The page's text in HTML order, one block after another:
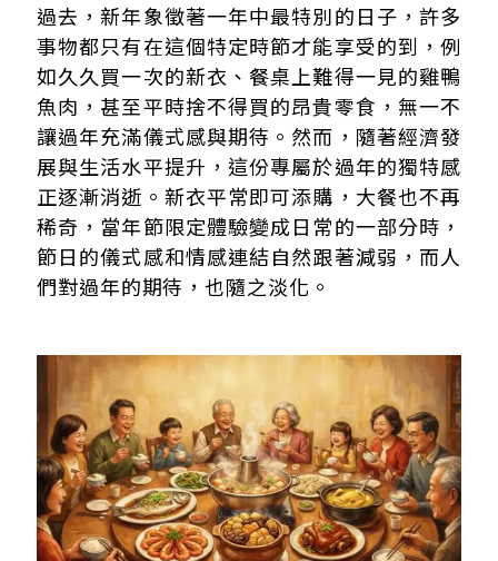
過去，新年象徵著一年中最特別的日子，許多
事物都只有在這個特定時節才能享受的到，例
如久久買一次的新衣、餐桌上難得一見的雞鴨
魚肉，甚至平時捨不得買的昂貴零食，無一不
讓過年充滿儀式感與期待。然而，隨著經濟發
展與生活水平提升，這份專屬於過年的獨特感
正逐漸消逝。新衣平常即可添購，大餐也不再
稀奇，當年節限定體驗變成日常的一部分時，
節日的儀式感和情感連結自然跟著減弱，而人
們對過年的期待，也隨之淡化。